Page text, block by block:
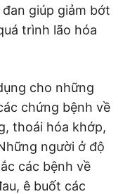
giúp giảm bớt
trình lão hóa
cho những
chứng bệnh về
thoái hóa khớp,
người ở độ
các bệnh về
ê buốt các